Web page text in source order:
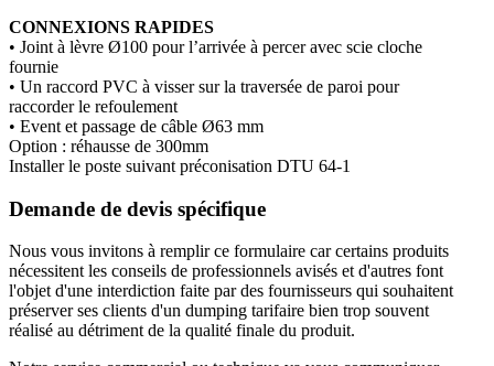
CONNEXIONS RAPIDES
• Joint à lèvre Ø100 pour l’arrivée à percer avec scie cloche
fournie
• Un raccord PVC à visser sur la traversée de paroi pour
raccorder le refoulement
• Event et passage de câble Ø63 mm
Option : réhausse de 300mm
Installer le poste suivant préconisation DTU 64-1
Demande de devis spécifique
Nous vous invitons à remplir ce formulaire car certains produits
nécessitent les conseils de professionnels avisés et d'autres font
l'objet d'une interdiction faite par des fournisseurs qui souhaitent
préserver ses clients d'un dumping tarifaire bien trop souvent
réalisé au détriment de la qualité finale du produit.